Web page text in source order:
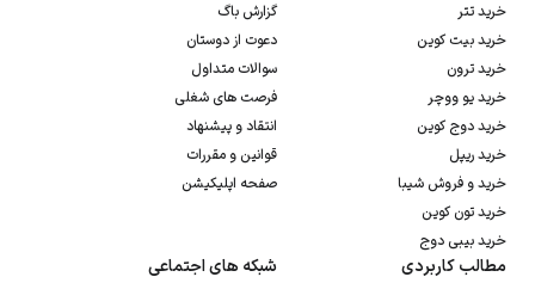
خرید تتر
خرید بیت کوین
خرید ترون
خرید یو ووچر
خرید دوج کوین
خرید ریپل
خرید و فروش شیبا
خرید تون کوین
خرید بیبی دوج
گزارش باگ
دعوت از دوستان
سوالات متداول
فرصت های شغلی
انتقاد و پیشنهاد
قوانین و مقررات
صفحه اپلیکیشن
مطالب کاربردی شبکه های اجتماعی